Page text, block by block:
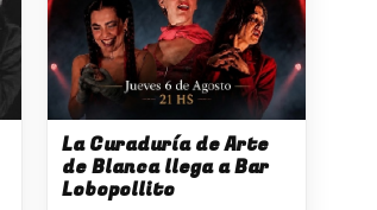
La Curaduría de Arte
de Blanca llega a Bar
Lobopollito